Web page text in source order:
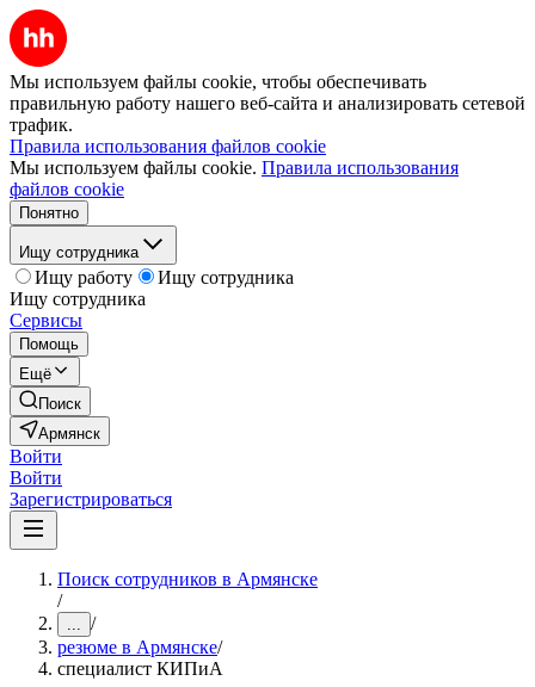
Мы используем файлы cookie, чтобы обеспечивать
правильную работу нашего веб-сайта и анализировать сетевой
трафик.
Правила использования файлов cookie
Мы используем файлы cookie. Правила использования
файлов cookie
Понятно
Ищу сотрудника
Ищу работу
Ищу сотрудника
Ищу сотрудника
Сервисы
Помощь
Ещё
Поиск
Армянск
Войти
Войти
Зарегистрироваться
Поиск сотрудников в Армянске
/
... /
резюме в Армянске/
специалист КИПиА